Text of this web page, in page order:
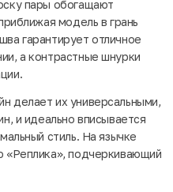
пары обогащают
модель в грань
гарантирует отличное
а контрастные шнурки
делает их универсальными,
и идеально вписывается
стиль. На язычке
«Реплика», подчеркивающий